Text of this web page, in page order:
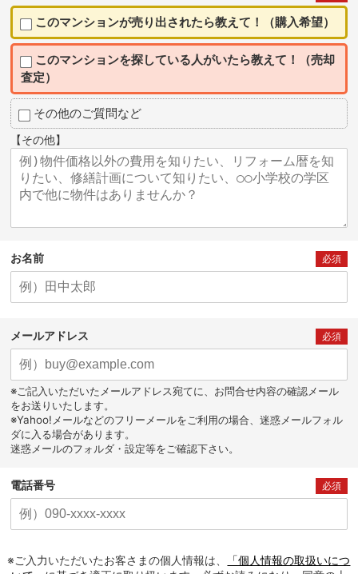
このマンションが売り出されたら教えて！（購入希望）
このマンションを探している人がいたら教えて！（売却
査定）
その他のご質問など
【その他】
お名前 必須
メールアドレス 必須
※ご記入いただいたメールアドレス宛てに、お問合せ内容の確認メール
をお送りいたします。
※Yahoo!メールなどのフリーメールをご利用の場合、迷惑メールフォル
ダに入る場合があります。
迷惑メールのフォルダ・設定等をご確認下さい。
電話番号 必須
※ご入力いただいたお客さまの個人情報は、
「個人情報の取扱いにつ